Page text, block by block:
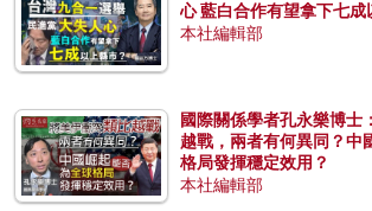
心 藍白合作有望拿下七成
本社編輯部
國際關係學者孔永樂博士
越戰，兩者有何異同？中
格局發揮穩定效用？
本社編輯部